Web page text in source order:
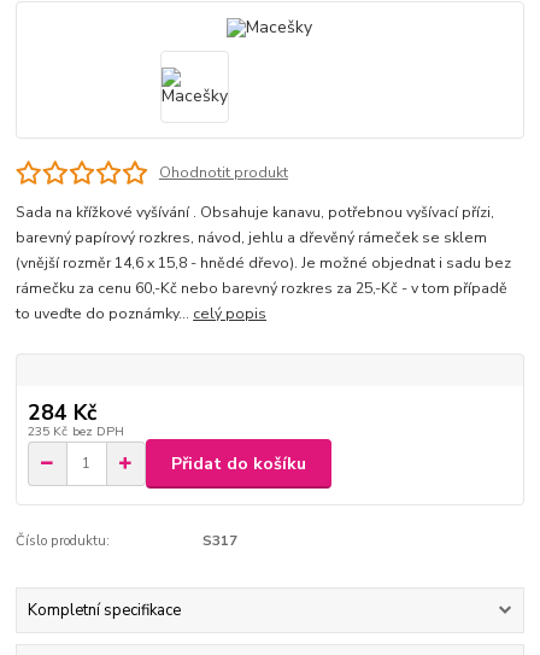
Ohodnotit produkt
Sada na křížkové vyšívání . Obsahuje kanavu, potřebnou vyšívací přízi,
barevný papírový rozkres, návod, jehlu a dřevěný rámeček se sklem
(vnější rozměr 14,6 x 15,8 - hnědé dřevo). Je možné objednat i sadu bez
rámečku za cenu 60,-Kč nebo barevný rozkres za 25,-Kč - v tom případě
to uveďte do poznámky... celý popis
284 Kč
235 Kč bez DPH
Přidat do košíku
Číslo produktu: S317
Kompletní specifikace